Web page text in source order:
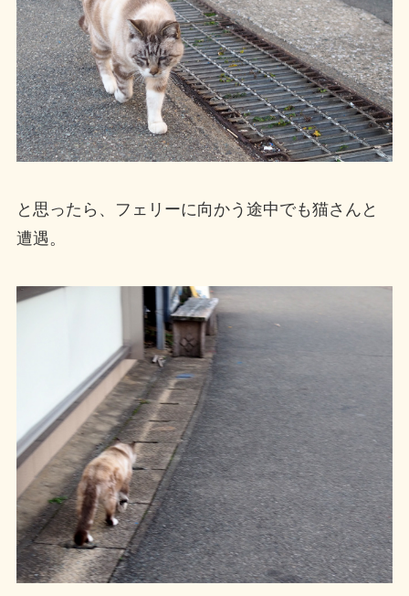
と思ったら、フェリーに向かう途中でも猫さんと
遭遇。